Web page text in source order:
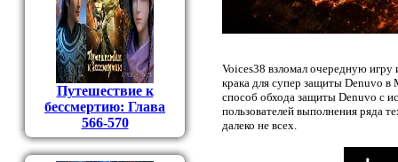
Путешествие к
бессмертию: Глава
566-570
Voices38 взломал очередную игру
крака для супер защиты Denuvo
способ обхода защиты Denuvo с
пользователей выполнения ряда
далеко не всех.